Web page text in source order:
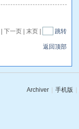
下一页 | 末页 | 跳转
返回顶部
Archiver | 手机版 |